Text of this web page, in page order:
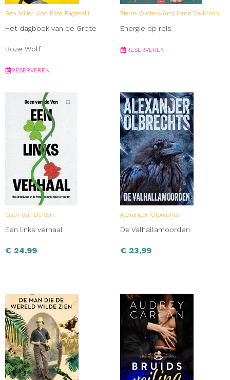
Ben Miller And Elisa Paganelli
Het dagboek van de Grote
Boze Wolf
RESERVEREN
Pierre Winters And Irene De Kroon
Energie op reis
RESERVEREN
Coen Van De Ven
Een links verhaal
€ 24,99
Alexander Olbrechts
De Valhallamoorden
€ 23,99